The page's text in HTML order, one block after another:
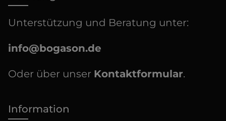
Unterstützung und Beratung unter:
info@bogason.de
Oder über unser Kontaktformular.
Information